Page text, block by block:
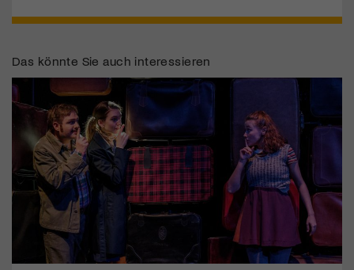
Das könnte Sie auch interessieren